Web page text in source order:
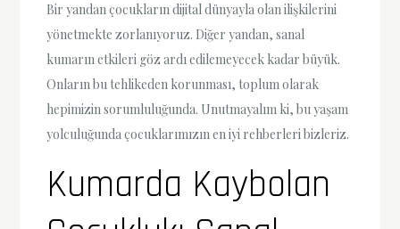
Bir yandan çocukların dijital dünyayla olan ilişkilerini
yönetmekte zorlanıyoruz. Diğer yandan, sanal
kumarın etkileri göz ardı edilemeyecek kadar büyük.
Onların bu tehlikeden korunması, toplum olarak
hepimizin sorumluluğunda. Unutmayalım ki, bu yaşam
yolculuğunda çocuklarımızın en iyi rehberleri bizleriz.
Kumarda Kaybolan